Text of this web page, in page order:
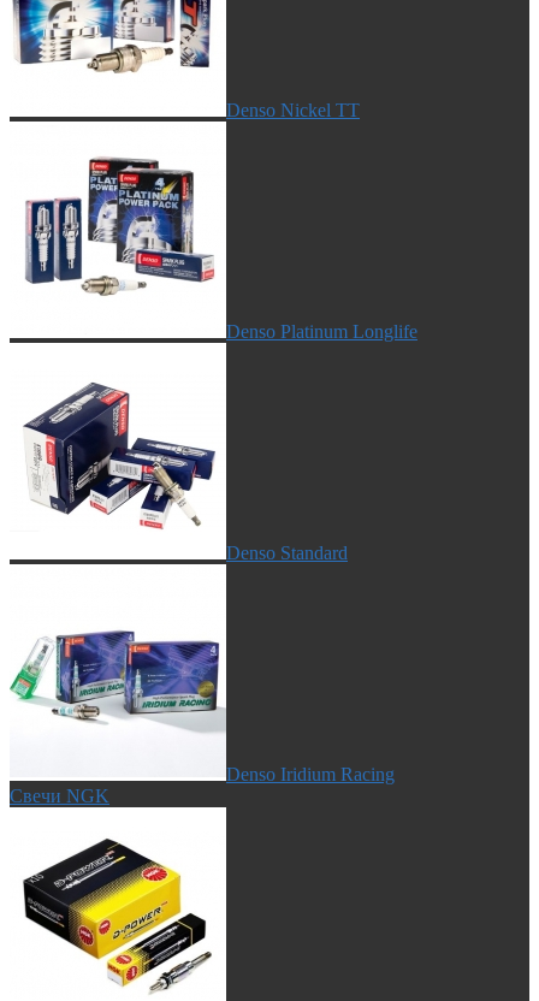
Denso Nickel TT
Denso Platinum Longlife
Denso Standard
Denso Iridium Racing
Свечи NGK